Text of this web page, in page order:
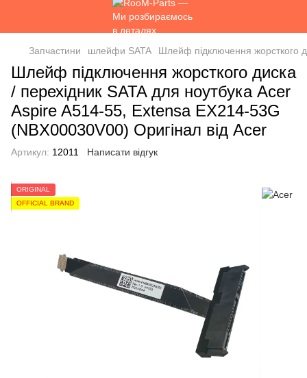
Запчастини шлейфи SATA Шлейф підключення жорсткого
Шлейф підключення жорсткого диска
/ перехідник SATA для ноутбука Acer
Aspire A514-55, Extensa EX214-53G
(NBX00030V00) Оригінал від Acer
Артикул: 12011 Написати відгук
ORIGINAL
OFFICIAL BRAND